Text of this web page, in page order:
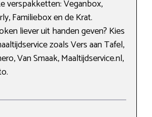
verspakketten: Veganbox,
Familiebox en de Krat.
liever uit handen geven? Kies
zoals Vers aan Tafel,
Van Smaak, Maaltijdservice.nl,